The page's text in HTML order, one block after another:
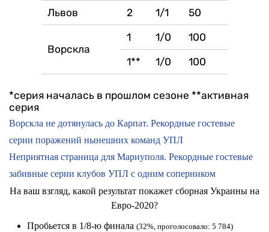
Львов 2 1/1 50
Ворскла
1 1/0 100
1** 1/0 100
*серия началась в прошлом сезоне **активная
серия
Ворскла не дотянулась до Карпат. Рекордные гостевые
серии поражений нынешних команд УПЛ
Неприятная страница для Мариуполя. Рекордные гостевые
забивные серии клубов УПЛ с одним соперником
На ваш взгляд, какой результат покажет сборная Украины на
Евро-2020?
Пробьется в 1/8-ю финала (32%, проголосовало: 5 784)